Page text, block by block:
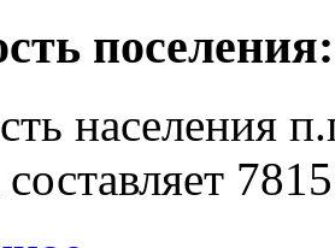
поселения:
населения